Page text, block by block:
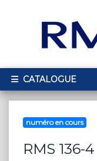
CATALOGUE
numéro en cours
RMS 136-